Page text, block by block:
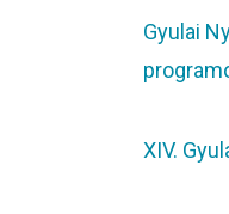
Gyulai
XIV.